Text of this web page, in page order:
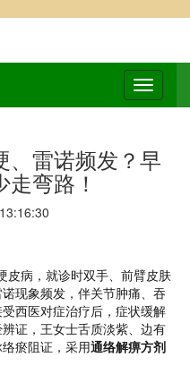
、雷诺频发？早
弯路！
皮病，就诊时双手、前臂皮肤
现象频发，伴关节肿痛、吞
西医对症治疗后，症状缓解
证，王女士舌质淡紫、边有
瘀阻证，采用通络解痹方剂